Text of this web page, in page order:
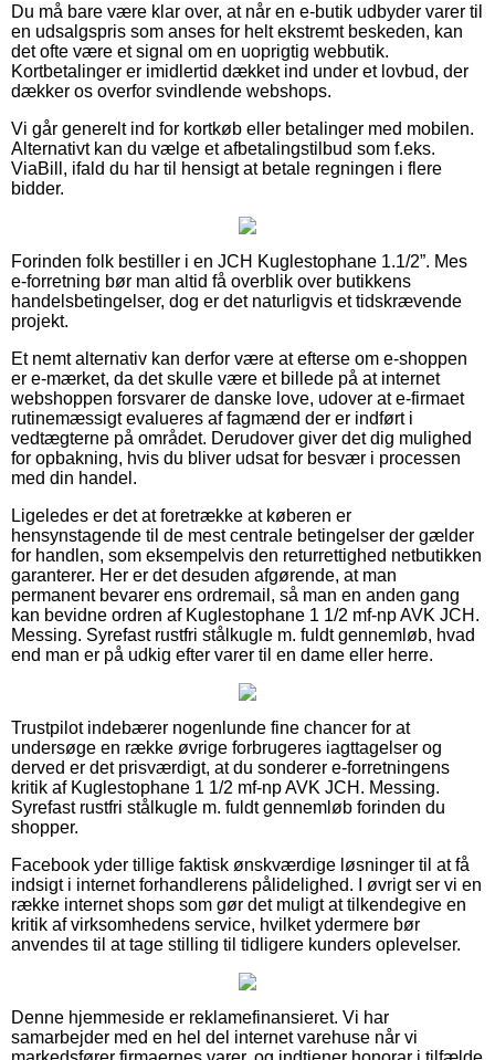
Du må bare være klar over, at når en e-butik udbyder varer til
en udsalgspris som anses for helt ekstremt beskeden, kan
det ofte være et signal om en uoprigtig webbutik.
Kortbetalinger er imidlertid dækket ind under et lovbud, der
dækker os overfor svindlende webshops.
Vi går generelt ind for kortkøb eller betalinger med mobilen.
Alternativt kan du vælge et afbetalingstilbud som f.eks.
ViaBill, ifald du har til hensigt at betale regningen i flere
bidder.
Forinden folk bestiller i en JCH Kuglestophane 1.1/2”. Mes
e-forretning bør man altid få overblik over butikkens
handelsbetingelser, dog er det naturligvis et tidskrævende
projekt.
Et nemt alternativ kan derfor være at efterse om e-shoppen
er e-mærket, da det skulle være et billede på at internet
webshoppen forsvarer de danske love, udover at e-firmaet
rutinemæssigt evalueres af fagmænd der er indført i
vedtægterne på området. Derudover giver det dig mulighed
for opbakning, hvis du bliver udsat for besvær i processen
med din handel.
Ligeledes er det at foretrække at køberen er
hensynstagende til de mest centrale betingelser der gælder
for handlen, som eksempelvis den returrettighed netbutikken
garanterer. Her er det desuden afgørende, at man
permanent bevarer ens ordremail, så man en anden gang
kan bevidne ordren af Kuglestophane 1 1/2 mf-np AVK JCH.
Messing. Syrefast rustfri stålkugle m. fuldt gennemløb, hvad
end man er på udkig efter varer til en dame eller herre.
Trustpilot indebærer nogenlunde fine chancer for at
undersøge en række øvrige forbrugeres iagttagelser og
derved er det prisværdigt, at du sonderer e-forretningens
kritik af Kuglestophane 1 1/2 mf-np AVK JCH. Messing.
Syrefast rustfri stålkugle m. fuldt gennemløb forinden du
shopper.
Facebook yder tillige faktisk ønskværdige løsninger til at få
indsigt i internet forhandlerens pålidelighed. I øvrigt ser vi en
række internet shops som gør det muligt at tilkendegive en
kritik af virksomhedens service, hvilket ydermere bør
anvendes til at tage stilling til tidligere kunders oplevelser.
Denne hjemmeside er reklamefinansieret. Vi har
samarbejder med en hel del internet varehuse når vi